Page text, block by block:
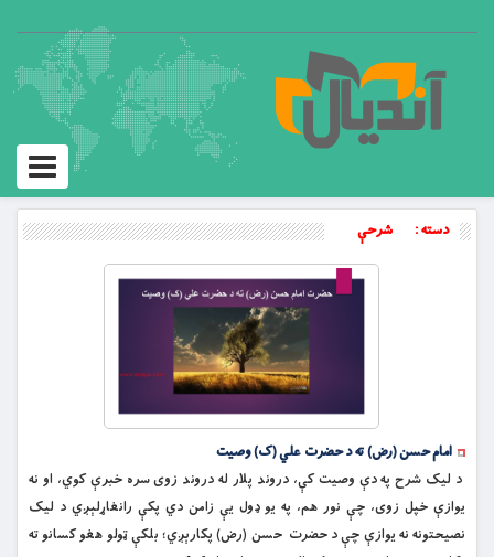
دسته :
شرحې
امام حسن (رض) ته د حضرت علي (ک) وصیت
د لیک شرح په دې وصیت کې، دروند پلار له دروند زوی سره خبرې کوي، او نه
یوازې خپل زوی، چې نور هم، په یو ډول یې زامن دي پکې رانغاړلېږي د لیک
نصیحتونه نه یوازې چې د حضرت حسن (رض) پکارېږي؛ بلکې ټولو هغو کسانو ته